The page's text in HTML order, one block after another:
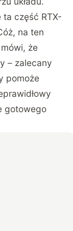
ta część RTX-
na ten
że
– zalecany
pomoże
gotowego